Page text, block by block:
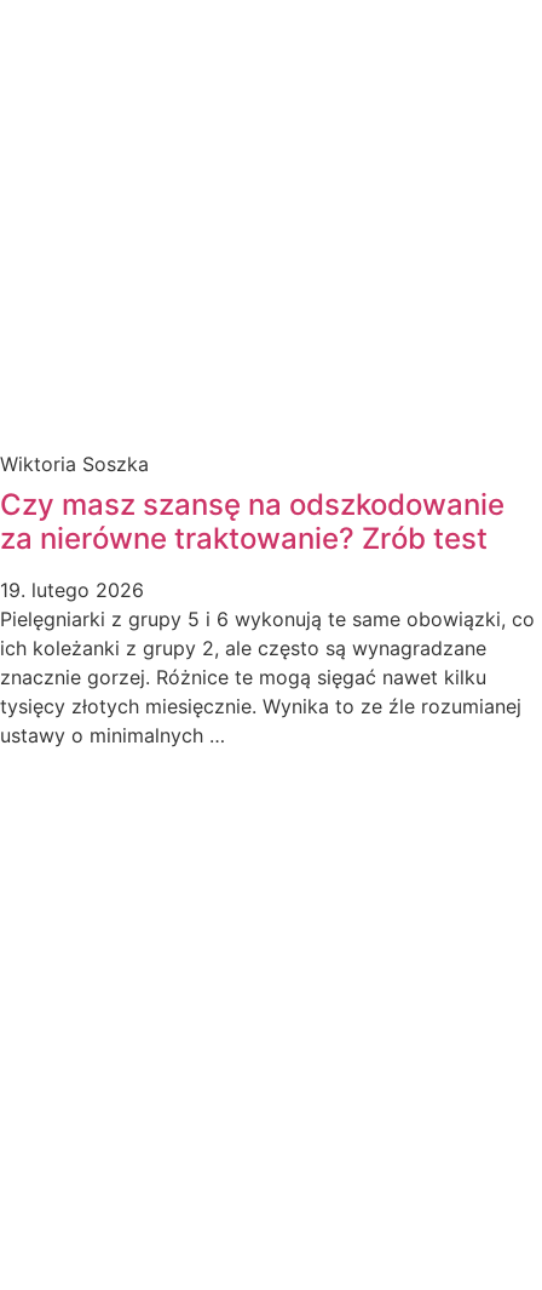
Wiktoria Soszka
Czy masz szansę na odszkodowanie
za nierówne traktowanie? Zrób test
19. lutego 2026
Pielęgniarki z grupy 5 i 6 wykonują te same obowiązki, co
ich koleżanki z grupy 2, ale często są wynagradzane
znacznie gorzej. Różnice te mogą sięgać nawet kilku
tysięcy złotych miesięcznie. Wynika to ze źle rozumianej
ustawy o minimalnych …